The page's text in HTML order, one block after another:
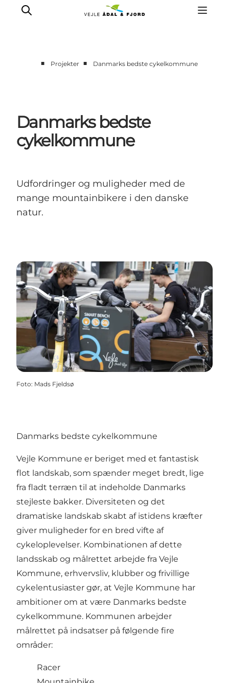
■ Projekter ■ Danmarks bedste cykelkommune
Danmarks bedste
cykelkommune
Udfordringer og muligheder med de
mange mountainbikere i den danske
natur.
Foto: Mads Fjeldsø
Danmarks bedste cykelkommune
Vejle Kommune er beriget med et fantastisk
flot landskab, som spænder meget bredt, lige
fra fladt terræn til at indeholde Danmarks
stejleste bakker. Diversiteten og det
dramatiske landskab skabt af istidens kræfter
giver muligheder for en bred vifte af
cykeloplevelser. Kombinationen af dette
landsskab og målrettet arbejde fra Vejle
Kommune, erhvervsliv, klubber og frivillige
cykelentusiaster gør, at Vejle Kommune har
ambitioner om at være Danmarks bedste
cykelkommune. Kommunen arbejder
målrettet på indsatser på følgende fire
områder:
Racer